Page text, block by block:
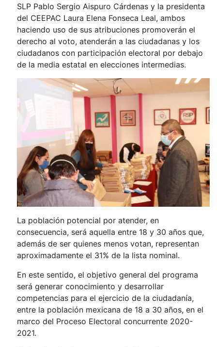
SLP Pablo Sergio Aispuro Cárdenas y la presidenta
del CEEPAC Laura Elena Fonseca Leal, ambos
haciendo uso de sus atribuciones promoverán el
derecho al voto, atenderán a las ciudadanas y los
ciudadanos con participación electoral por debajo
de la media estatal en elecciones intermedias.
La población potencial por atender, en
consecuencia, será aquella entre 18 y 30 años que,
además de ser quienes menos votan, representan
aproximadamente el 31% de la lista nominal.
En este sentido, el objetivo general del programa
será generar conocimiento y desarrollar
competencias para el ejercicio de la ciudadanía,
entre la población mexicana de 18 a 30 años, en el
marco del Proceso Electoral concurrente 2020-
2021.